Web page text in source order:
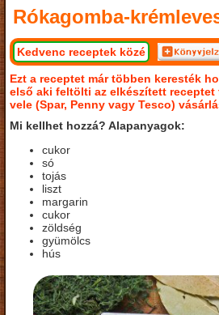
Rókagomba-
Kedvenc receptek közé
Ezt a receptet már többen keresték
első aki feltölti az elkészített
vele (Spar, Penny vagy Tesco)
Mi kellhet hozzá? Alapanyagok:
cukor
só
tojás
liszt
margarin
cukor
zöldség
gyümölcs
hús